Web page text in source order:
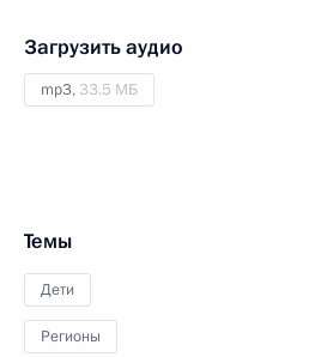
Загрузить аудио
mp3, 33.5 МБ
Темы
Дети
Регионы